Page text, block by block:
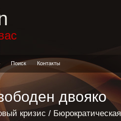
Поиск Контакты
двояко
кризис /